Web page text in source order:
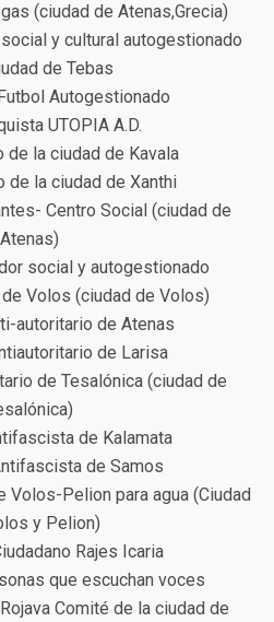
(ciudad de Atenas,Grecia)
y cultural autogestionado
de Tebas
Autogestionado
UTOPIA A.D.
de la ciudad de Kavala
de la ciudad de Xanthi
Centro Social (ciudad de
Atenas)
social y autogestionado
Volos (ciudad de Volos)
autoritario de Atenas
de Larisa
de Tesalónica (ciudad de
de Kalamata
de Samos
Volos-Pelion para agua (Ciudad
y Pelion)
Rajes Icaria
que escuchan voces
Comité de la ciudad de